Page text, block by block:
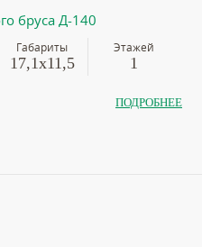
бруса Д-140
Габариты
17,1х11,5
Этажей
1
ПОДРОБНЕЕ